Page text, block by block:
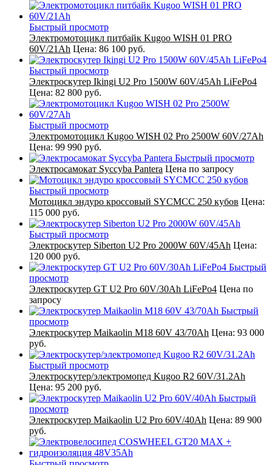
Быстрый просмотр
Электромотоцикл питбайк Kugoo WISH 01 PRO
60V/21Ah Цена: 86 100 руб.
Быстрый просмотр
Электроскутер Ikingi U2 Pro 1500W 60V/45Ah LiFePo4
Цена: 82 800 руб.
Быстрый просмотр
Электромотоцикл Kugoo WISH 02 Pro 2500W 60V/27Ah
Цена: 99 990 руб.
Быстрый просмотр
Электросамокат Syccyba Pantera Цена по запросу
Быстрый просмотр
Мотоцикл эндуро кроссовый SYCMCC 250 кубов Цена:
115 000 руб.
Быстрый просмотр
Электроскутер Siberton U2 Pro 2000W 60V/45Ah Цена:
120 000 руб.
Быстрый
просмотр
Электроскутер GT U2 Pro 60V/30Ah LiFePo4 Цена по
запросу
Быстрый
просмотр
Электроскутер Maikaolin M18 60V 43/70Ah Цена: 93 000
руб.
Быстрый просмотр
Электроскутер/электромопед Kugoo R2 60V/31.2Ah
Цена: 95 200 руб.
Быстрый
просмотр
Электроскутер Maikaolin U2 Pro 60V/40Ah Цена: 89 900
руб.